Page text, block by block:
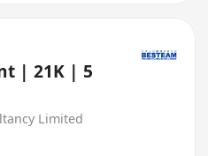
| 21K | 5
Limited